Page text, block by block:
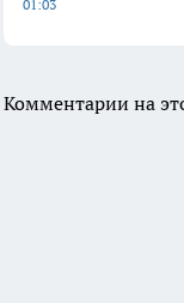
01:03
Комментарии на